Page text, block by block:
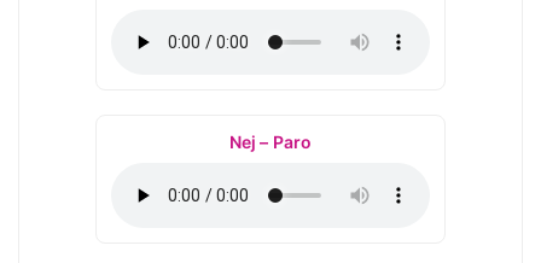
Nej – Paro